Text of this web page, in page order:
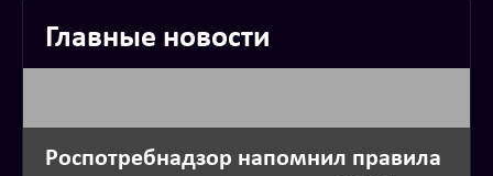
Главные новости
Роспотребнадзор напомнил правила